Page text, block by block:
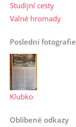
Studijní cesty
Valné hromady
Poslední fotografie
Klubko
Oblíbené odkazy